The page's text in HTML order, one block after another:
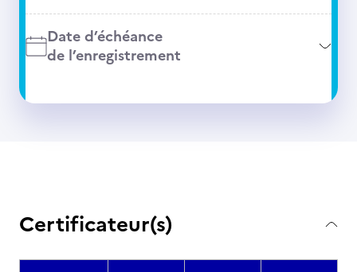
Date d’échéance
de l’enregistrement
Certificateur(s)